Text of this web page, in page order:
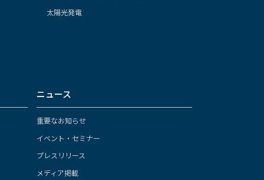
太陽光発電
ニュース
重要なお知らせ
イベント・セミナー
プレスリリース
メディア掲載